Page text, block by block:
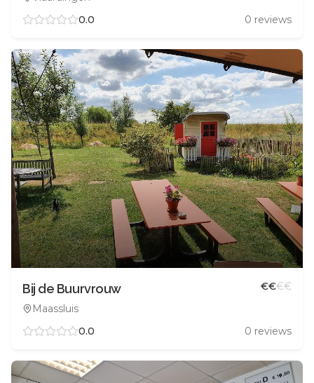
0.0 0 reviews
Bij de Buurvrouw
Maassluis
€€€€
0.0 0 reviews